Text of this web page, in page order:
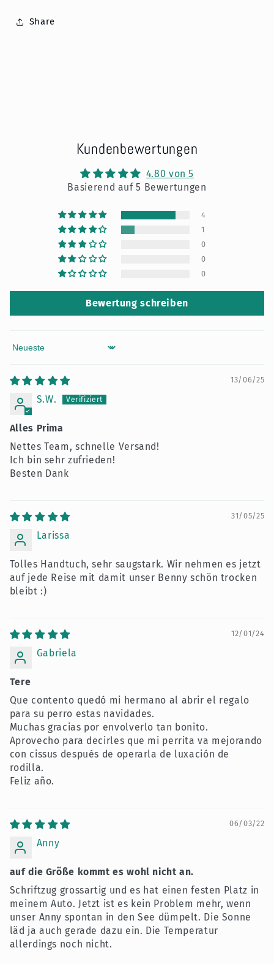
Share
Kundenbewertungen
4.80 von 5
Basierend auf 5 Bewertungen
4
1
0
0
0
Bewertung schreiben
Sort by
13/06/25
S.W.
Alles Prima
Nettes Team, schnelle Versand!
Ich bin sehr zufrieden!
Besten Dank
31/05/25
Larissa
Tolles Handtuch, sehr saugstark. Wir nehmen es jetzt
auf jede Reise mit damit unser Benny schön trocken
bleibt :)
12/01/24
Gabriela
Tere
Que contento quedó mi hermano al abrir el regalo
para su perro estas navidades.
Muchas gracias por envolverlo tan bonito.
Aprovecho para decirles que mi perrita va mejorando
con cissus después de operarla de luxación de
rodilla.
Feliz año.
06/03/22
Anny
auf die Größe kommt es wohl nicht an.
Schriftzug grossartig und es hat einen festen Platz in
meinem Auto. Jetzt ist es kein Problem mehr, wenn
unser Anny spontan in den See dümpelt. Die Sonne
läd ja auch gerade dazu ein. Die Temperatur
allerdings noch nicht.